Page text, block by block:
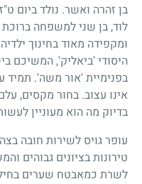
בן זהרה ואשר. נולד ביום
לוד, בן שני למשפחה
ומקפידה מאוד בחינוך
היסודי 'ביאליק', המשיכם
בפנימיית 'אור משה'. תמיד
אינו עצוב. בחור מקסים,
בדיוק מה הוא מעוניין
עופר גויס לשירות חובה
טירונות בציונים גבוהים
לשרת כמאבטח שערים